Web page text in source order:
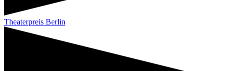
Theaterpreis Berlin